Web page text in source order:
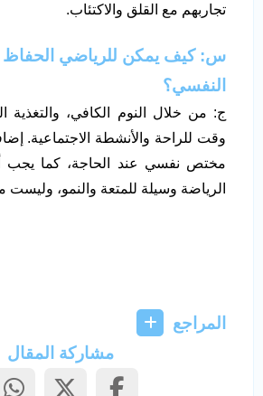
تجاربهم مع القلق والاكتئاب.
س: كيف يمكن للرياضي الحفاظ
النفسي؟
ج: من خلال النوم الكافي، والتغذية
وقت للراحة والأنشطة الاجتماعية.
مختص نفسي عند الحاجة، كما يجب
الرياضة وسيلة للمتعة والنمو، وليست
المراجع
مشاركة المقال